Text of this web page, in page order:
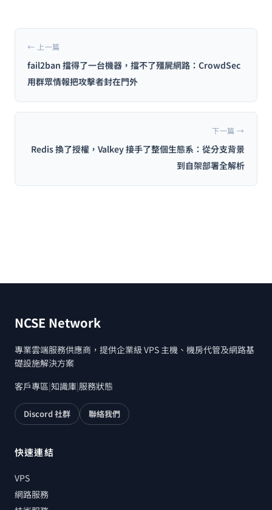
← 上一篇
fail2ban 擋得了一台機器，擋不了殭屍網路：CrowdSec
用群眾情報把攻擊者封在門外
下一篇 →
Redis 換了授權，Valkey 接手了整個生態系：從分支背景
到自架部署全解析
NCSE Network
專業雲端服務供應商，提供企業級 VPS 主機、機房代管及網路基
礎設施解決方案
客戶專區|知識庫|服務狀態
Discord 社群 聯絡我們
快速連結
VPS
網路服務